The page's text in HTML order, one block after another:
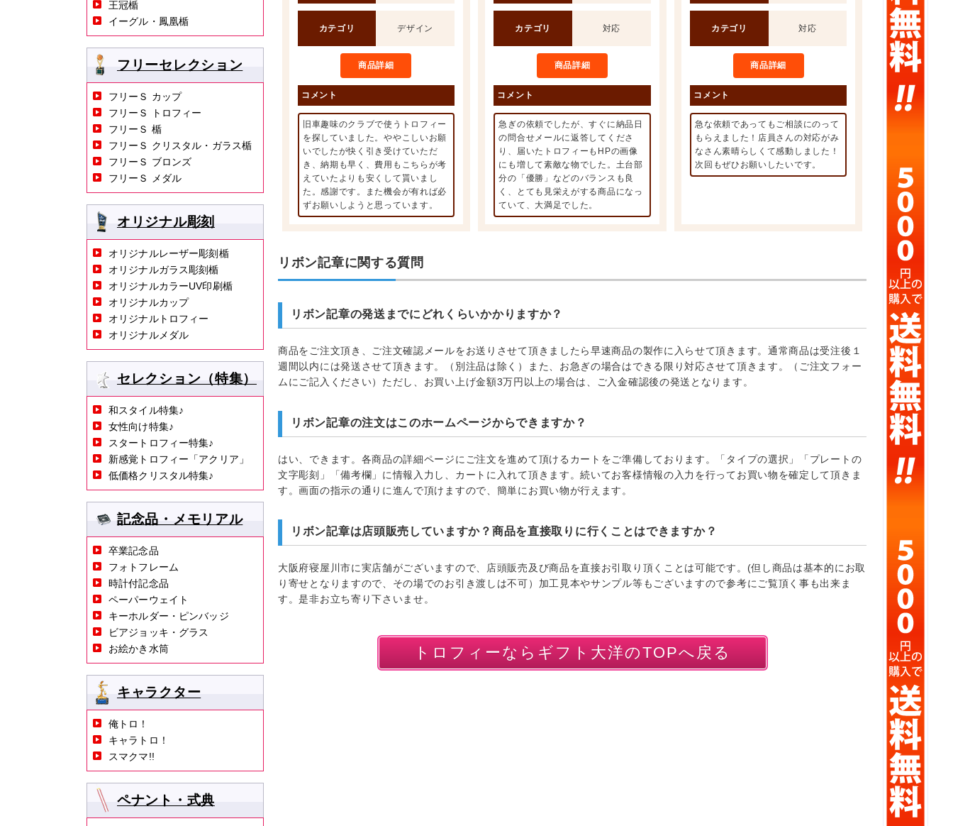
カテゴリ デザイン
商品詳細
コメント
旧車趣味のクラブで使うトロフィー
を探していました。ややこしいお願
いでしたが快く引き受けていただ
き、納期も早く、費用もこちらが考
えていたよりも安くして貰いまし
た。感謝です。また機会が有れば必
ずお願いしようと思っています。
カテゴリ 対応
商品詳細
コメント
急ぎの依頼でしたが、すぐに納品日
の問合せメールに返答してくださ
り、届いたトロフィーもHPの画像
にも増して素敵な物でした。土台部
分の「優勝」などのバランスも良
く、とても見栄えがする商品になっ
ていて、大満足でした。
カテゴリ 対応
商品詳細
コメント
急な依頼であってもご相談にのって
もらえました！店員さんの対応がみ
なさん素晴らしくて感動しました！
次回もぜひお願いしたいです。
リボン記章に関する質問
リボン記章の発送までにどれくらいかかりますか？
商品をご注文頂き、ご注文確認メールをお送りさせて頂きましたら早速商品の製作に入らせて頂きます。通常商品は受注後１
週間以内には発送させて頂きます。（別注品は除く）また、お急ぎの場合はできる限り対応させて頂きます。（ご注文フォー
ムにご記入ください）ただし、お買い上げ金額3万円以上の場合は、ご入金確認後の発送となります。
リボン記章の注文はこのホームページからできますか？
はい、できます。各商品の詳細ページにご注文を進めて頂けるカートをご準備しております。「タイプの選択」「プレートの
文字彫刻」「備考欄」に情報入力し、カートに入れて頂きます。続いてお客様情報の入力を行ってお買い物を確定して頂きま
す。画面の指示の通りに進んで頂けますので、簡単にお買い物が行えます。
リボン記章は店頭販売していますか？商品を直接取りに行くことはできますか？
大阪府寝屋川市に実店舗がございますので、店頭販売及び商品を直接お引取り頂くことは可能です。(但し商品は基本的にお取
り寄せとなりますので、その場でのお引き渡しは不可）加工見本やサンプル等もございますので参考にご覧頂く事も出来ま
す。是非お立ち寄り下さいませ。
トロフィーならギフト大洋のTOPへ戻る
王冠楯
イーグル・鳳凰楯
フリーセレクション
フリーＳ カップ
フリーＳ トロフィー
フリーＳ 楯
フリーＳ クリスタル・ガラス楯
フリーＳ ブロンズ
フリーＳ メダル
オリジナル彫刻
オリジナルレーザー彫刻楯
オリジナルガラス彫刻楯
オリジナルカラーUV印刷楯
オリジナルカップ
オリジナルトロフィー
オリジナルメダル
セレクション（特集）
和スタイル特集♪
女性向け特集♪
スタートロフィー特集♪
新感覚トロフィー「アクリア」
低価格クリスタル特集♪
記念品・メモリアル
卒業記念品
フォトフレーム
時計付記念品
ペーパーウェイト
キーホルダー・ピンバッジ
ビアジョッキ・グラス
お絵かき水筒
キャラクター
俺トロ！
キャラトロ！
スマクマ!!
ペナント・式典